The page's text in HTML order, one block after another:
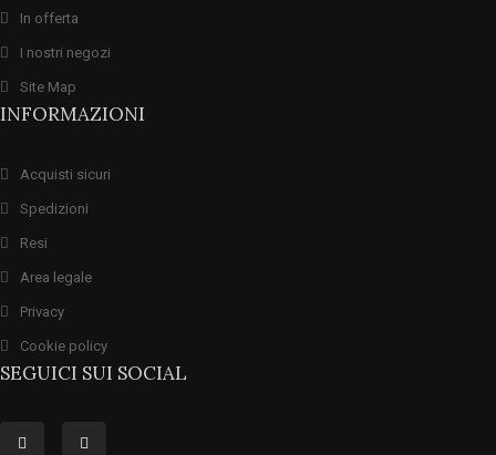
In offerta
I nostri negozi
Site Map
INFORMAZIONI
Acquisti sicuri
Spedizioni
Resi
Area legale
Privacy
Cookie policy
SEGUICI SUI SOCIAL